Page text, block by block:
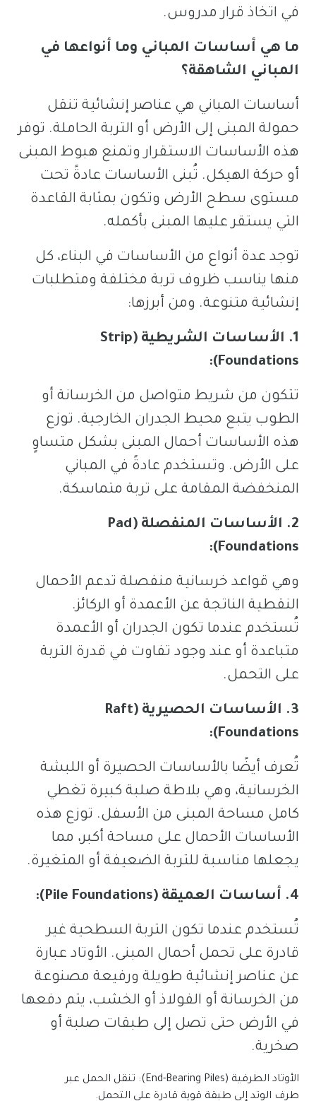
في اتخاذ قرار مدروس.
ما هي أساسات المباني وما أنواعها في
المباني الشاهقة؟
أساسات المباني هي عناصر إنشائية تنقل
حمولة المبنى إلى الأرض أو التربة الحاملة. توفر
هذه الأساسات الاستقرار وتمنع هبوط المبنى
أو حركة الهيكل. تُبنى الأساسات عادةً تحت
مستوى سطح الأرض وتكون بمثابة القاعدة
التي يستقر عليها المبنى بأكمله.
توجد عدة أنواع من الأساسات في البناء، كل
منها يناسب ظروف تربة مختلفة ومتطلبات
إنشائية متنوعة. ومن أبرزها:
1. الأساسات الشريطية (Strip
Foundations):
تتكون من شريط متواصل من الخرسانة أو
الطوب يتبع محيط الجدران الخارجية. توزع
هذه الأساسات أحمال المبنى بشكل متساوٍ
على الأرض. وتستخدم عادةً في المباني
المنخفضة المقامة على تربة متماسكة.
2. الأساسات المنفصلة (Pad
Foundations):
وهي قواعد خرسانية منفصلة تدعم الأحمال
النقطية الناتجة عن الأعمدة أو الركائز.
تُستخدم عندما تكون الجدران أو الأعمدة
متباعدة أو عند وجود تفاوت في قدرة التربة
على التحمل.
3. الأساسات الحصيرية (Raft
Foundations):
تُعرف أيضًا بالأساسات الحصيرة أو اللبشة
الخرسانية، وهي بلاطة صلبة كبيرة تغطي
كامل مساحة المبنى من الأسفل. توزع هذه
الأساسات الأحمال على مساحة أكبر، مما
يجعلها مناسبة للتربة الضعيفة أو المتغيرة.
4. أساسات العميقة (Pile Foundations):
تُستخدم عندما تكون التربة السطحية غير
قادرة على تحمل أحمال المبنى. الأوتاد عبارة
عن عناصر إنشائية طويلة ورفيعة مصنوعة
من الخرسانة أو الفولاذ أو الخشب، يتم دفعها
في الأرض حتى تصل إلى طبقات صلبة أو
صخرية.
الأوتاد الطرفية (End-Bearing Piles): تنقل الحمل عبر
طرف الوتد إلى طبقة قوية قادرة على التحمل.